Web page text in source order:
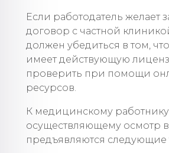
Если работодатель желает
договор с частной
должен убедиться в том,
имеет действующую
проверить при помощи
ресурсов.
К медицинскому
осуществляющему осмотр
предъявляются следующие